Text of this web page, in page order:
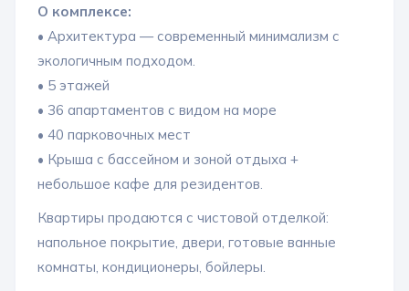
О комплексе:
• Архитектура — современный минимализм с
экологичным подходом.
• 5 этажей
• 36 апартаментов с видом на море
• 40 парковочных мест
• Крыша с бассейном и зоной отдыха +
небольшое кафе для резидентов.
Квартиры продаются с чистовой отделкой:
напольное покрытие, двери, готовые ванные
комнаты, кондиционеры, бойлеры.